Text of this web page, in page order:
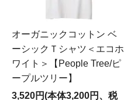
オーガニックコットン ベ
ーシックＴシャツ＜エコホ
ワイト＞【People Tree/ピ
ープルツリー】
3,520円(本体3,200円、税